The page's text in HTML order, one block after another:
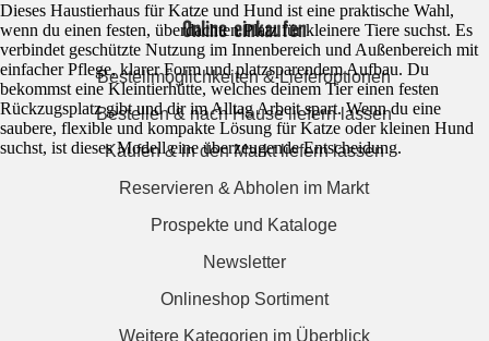
Dieses Haustierhaus für Katze und Hund ist eine praktische Wahl,
wenn du einen festen, überdachten Platz für kleinere Tiere suchst. Es
verbindet geschützte Nutzung im Innenbereich und Außenbereich mit
einfacher Pflege, klarer Form und platzsparendem Aufbau. Du
bekommst eine Kleintierhütte, welches deinem Tier einen festen
Rückzugsplatz gibt und dir im Alltag Arbeit spart. Wenn du eine
saubere, flexible und kompakte Lösung für Katze oder kleinen Hund
suchst, ist dieses Modell eine überzeugende Entscheidung.
Online einkaufen
Bestellmöglichkeiten & Lieferoptionen
Bestellen & nach Hause liefern lassen
Kaufen & in den Markt liefern lassen
Reservieren & Abholen im Markt
Prospekte und Kataloge
Newsletter
Onlineshop Sortiment
Weitere Kategorien im Überblick